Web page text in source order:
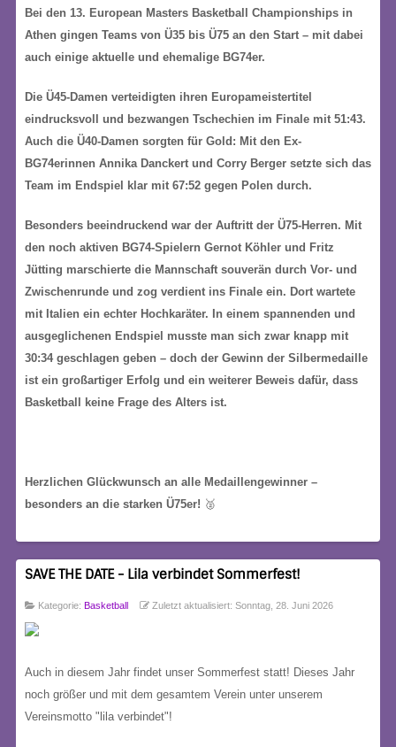
Bei den 13. European Masters Basketball Championships in
Athen gingen Teams von Ü35 bis Ü75 an den Start – mit dabei
auch einige aktuelle und ehemalige BG74er.
Die Ü45-Damen verteidigten ihren Europameistertitel
eindrucksvoll und bezwangen Tschechien im Finale mit 51:43.
Auch die Ü40-Damen sorgten für Gold: Mit den Ex-
BG74erinnen Annika Danckert und Corry Berger setzte sich das
Team im Endspiel klar mit 67:52 gegen Polen durch.
Besonders beeindruckend war der Auftritt der Ü75-Herren. Mit
den noch aktiven BG74-Spielern Gernot Köhler und Fritz
Jütting marschierte die Mannschaft souverän durch Vor- und
Zwischenrunde und zog verdient ins Finale ein. Dort wartete
mit Italien ein echter Hochkaräter. In einem spannenden und
ausgeglichenen Endspiel musste man sich zwar knapp mit
30:34 geschlagen geben – doch der Gewinn der Silbermedaille
ist ein großartiger Erfolg und ein weiterer Beweis dafür, dass
Basketball keine Frage des Alters ist.
Herzlichen Glückwunsch an alle Medaillengewinner –
besonders an die starken Ü75er! 🥈
SAVE THE DATE - Lila verbindet Sommerfest!
Kategorie: Basketball Zuletzt aktualisiert: Sonntag, 28. Juni 2026
Auch in diesem Jahr findet unser Sommerfest statt! Dieses Jahr
noch größer und mit dem gesamtem Verein unter unserem
Vereinsmotto "lila verbindet"!